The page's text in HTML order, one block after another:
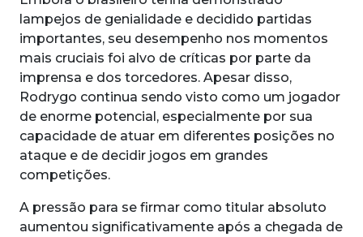
lampejos de genialidade e decidido partidas
importantes, seu desempenho nos momentos
mais cruciais foi alvo de críticas por parte da
imprensa e dos torcedores. Apesar disso,
Rodrygo continua sendo visto como um jogador
de enorme potencial, especialmente por sua
capacidade de atuar em diferentes posições no
ataque e de decidir jogos em grandes
competições.
A pressão para se firmar como titular absoluto
aumentou significativamente após a chegada de